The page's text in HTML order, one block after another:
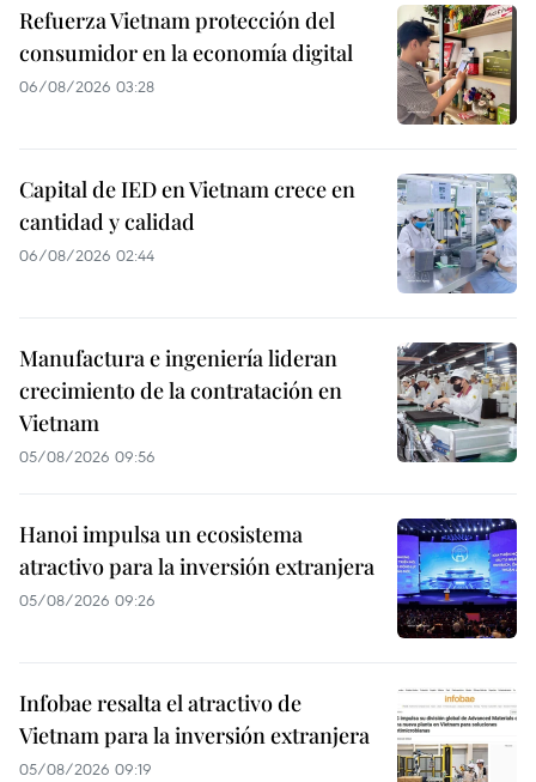
Refuerza Vietnam protección del
consumidor en la economía digital
06/08/2026 03:28
Capital de IED en Vietnam crece en
cantidad y calidad
06/08/2026 02:44
Manufactura e ingeniería lideran
crecimiento de la contratación en
Vietnam
05/08/2026 09:56
Hanoi impulsa un ecosistema
atractivo para la inversión extranjera
05/08/2026 09:26
Infobae resalta el atractivo de
Vietnam para la inversión extranjera
05/08/2026 09:19